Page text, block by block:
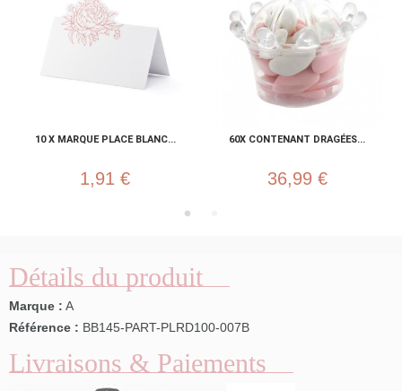
10 X MARQUE PLACE BLANC...
1,91 €
60X CONTENANT DRAGÉES...
36,99 €
Détails du produit
Marque : A
Référence : BB145-PART-PLRD100-007B
Livraisons & Paiements